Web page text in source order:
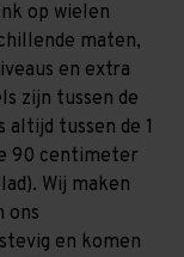
op wielen
maten,
en extra
zijn tussen de
tussen de 1
90 centimeter
Wij maken
ons
en komen